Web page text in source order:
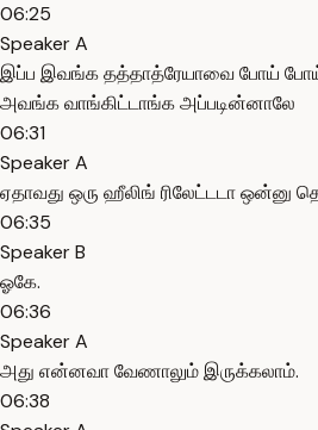
06:25
Speaker A
இப்ப இவங்க தத்தாத்ரேயாவை போய்
அவங்க வாங்கிட்டாங்க அப்படின்னாலே
06:31
Speaker A
ஏதாவது ஒரு ஹீலிங் ரிலேட்டடா ஒன்னு
06:35
Speaker B
ஓகே.
06:36
Speaker A
அது என்னவா வேணாலும் இருக்கலாம்.
06:38